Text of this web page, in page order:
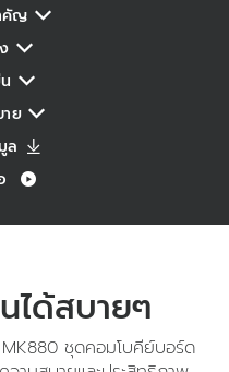
คัญ
ย
ล
ได้สบายๆ
ชุดคอมโบคีย์บอร์ด